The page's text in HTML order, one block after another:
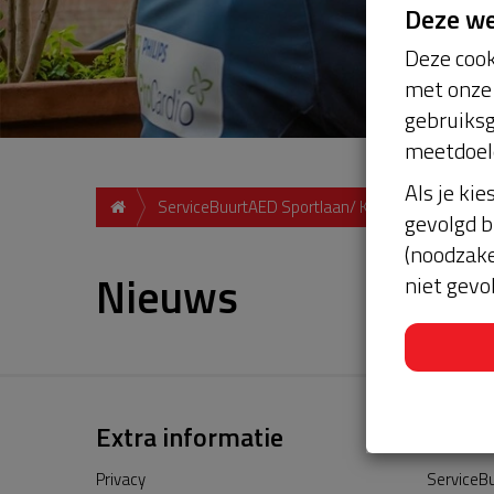
ServiceBuurtAED Sportlaan/ Kollenveld, 7607,
Nieuws
Extra informatie
Privacy
Deze
Deze
met
Als je
gevolgd
niet